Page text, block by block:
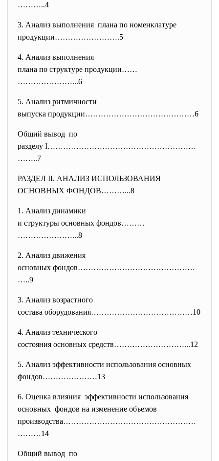
………..4
3. Анализ выполнения плана по номенклатуре
продукции…………………….5
4. Анализ выполнения
плана по структуре продукции……
…………………...6
5. Анализ ритмичности
выпуска продукции……………………………………6
Общий вывод по
разделу I…………………………………………………
……..7
РАЗДЕЛ II. АНАЛИЗ ИСПОЛЬЗОВАНИЯ
ОСНОВНЫХ ФОНДОВ………...8
1. Анализ динамики
и структуры основных фондов………
…………………...8
2. Анализ движения
основных фондов………………………………………
…..9
3. Анализ возрастного
состава оборудования…………………………………10
4. Анализ технического
состояния основных средств………………………...12
5. Анализ эффективности использования основных
фондов…………………13
6. Оценка влияния эффективности использования
основных фондов на изменение объемов
производства……………………………………………
………14
Общий вывод по